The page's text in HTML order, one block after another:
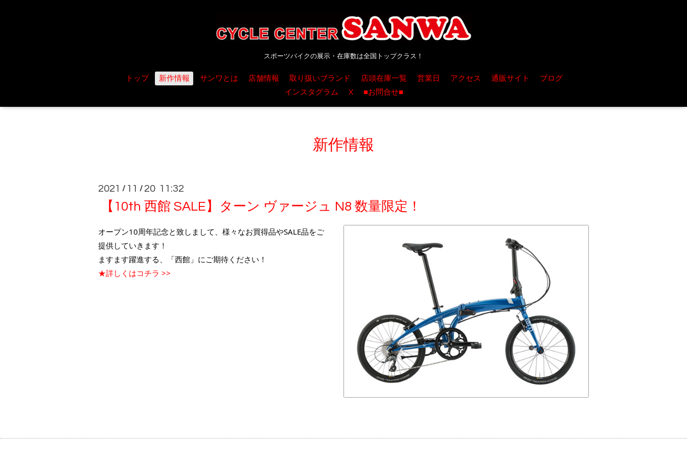
スポーツバイクの展示・在庫数は全国トップクラス！
トップ 新作情報 サンワとは 店舗情報 取り扱いブランド 店頭在庫一覧 営業日 アクセス 通販サイト
ブログ
インスタグラム
X ■お問合せ■
新作情報
2021 / 11 / 20 11:32
【10th 西館 SALE】ターン ヴァージュ N8 数量限定！
オープン10周年記念と致しまして、様々なお買得品やSALE品をご
提供していきます！
ますます躍進する、「西館」にご期待ください！
★詳しくはコチラ >>